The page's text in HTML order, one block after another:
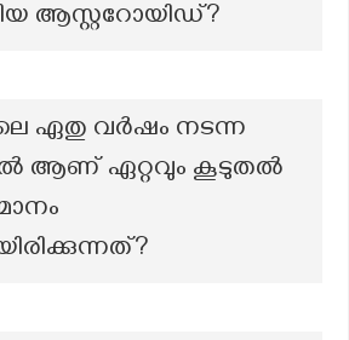
ആസ്റ്ററോയിഡ്‌?
ഏതു വർഷം നടന്ന
ആണ് ഏറ്റവും കൂടുതൽ